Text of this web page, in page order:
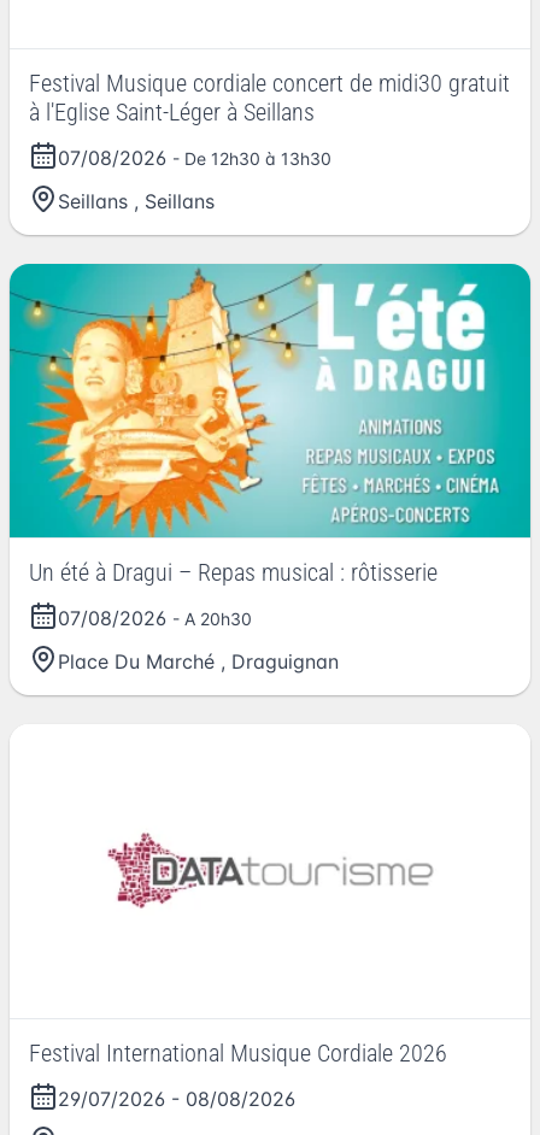
Festival Musique cordiale concert de midi30 gratuit
à l'Eglise Saint-Léger à Seillans
07/08/2026 - De 12h30 à 13h30
Seillans , Seillans
Un été à Dragui – Repas musical : rôtisserie
07/08/2026 - A 20h30
Place Du Marché , Draguignan
Festival International Musique Cordiale 2026
29/07/2026 - 08/08/2026